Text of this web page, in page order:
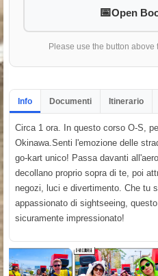
Open
Please use the button
Info Documenti Itinerario
Circa 1 ora. In questo corso O-S,
Okinawa.Senti l'emozione delle
go-kart unico! Passa davanti
decollano proprio sopra di te, poi
negozi, luci e divertimento. Che tu
appassionato di sightseeing,
sicuramente impressionato!